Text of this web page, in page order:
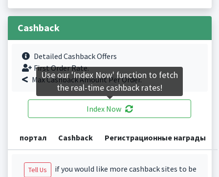
Cashback
Detailed Cashback Offers
First Order Rate.
Max Cashback Amount Per Order.
Index Now
портал Cashback Регистрационные награды
Tell Us
if you would like more cashback sites to be
Use our 'Index Now' function to fetch
the real-time cashback rates!